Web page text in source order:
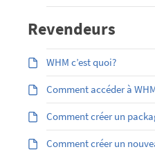
Revendeurs
WHM c’est quoi?
Comment accéder à
Comment créer un
Comment créer un